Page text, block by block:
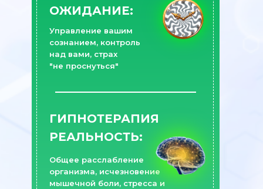
ОЖИДАНИЕ:
Управление вашим
сознанием, контроль
над вами, страх
"не проснуться"
ГИПНОТЕРАПИЯ
РЕАЛЬНОСТЬ:
Общее расслабление
организма, исчезновение
мышечной боли, стресса и